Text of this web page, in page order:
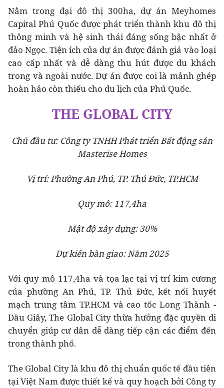
Nằm trong đại đô thị 300ha, dự án Meyhomes
Capital Phú Quốc được phát triển thành khu đô thị
thông minh và hệ sinh thái đáng sống bậc nhất ở
đảo Ngọc. Tiện ích của dự án được đánh giá vào loại
cao cấp nhất và dễ dàng thu hút được du khách
trong và ngoài nước. Dự án được coi là mảnh ghép
hoàn hảo còn thiếu cho du lịch của Phú Quốc.
THE GLOBAL CITY
Chủ đầu tư: Công ty TNHH Phát triển Bất động sản
Masterise Homes
Vị trí: Phường An Phú, TP. Thủ Đức, TP.HCM
Quy mô: 117,4ha
Mật độ xây dựng: 30%
Dự kiến bàn giao: Năm 2025
Với quy mô 117,4ha và tọa lạc tại vị trí kim cương
của phường An Phú, TP. Thủ Đức, kết nối huyết
mạch trung tâm TP.HCM và cao tốc Long Thành -
Dầu Giây, The Global City thừa hưởng đặc quyền di
chuyển giúp cư dân dễ dàng tiếp cận các điểm đến
trong thành phố.
The Global City là khu đô thị chuẩn quốc tế đầu tiên
tại Việt Nam được thiết kế và quy hoạch bởi Công ty